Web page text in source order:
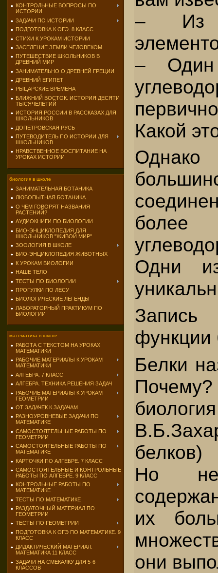
КОНТРОЛЬНЫЕ ВОПРОСЫ ПО
ИСТОРИИ
ЗАДАЧИ ПО ИСТОРИИ
ПОДГОТОВКА К ОГЭ. 8 КЛАСС
СТИХИ К УРОКАМ ИСТОРИИ
ЗАСЕЛЕНИЕ ЗЕМЛИ ЧЕЛОВЕКОМ
ПУТЕШЕСТВИЕ ШКОЛЬНИКОВ В
ДРЕВНИЙ МИР
ЗАНИМАТЕЛЬНО О ДРЕВНЕЙ ГРЕЦИИ
ДРЕВНИЙ ЕГИПЕТ
РЫЦАРСКИЕ ВРЕМЕНА
БЛИЖНИЙ ВОСТОК. ИСТОРИЯ ДЕСЯТИ
ТЫСЯЧЕЛЕТИЙ
ИСТОРИЯ РОССИИ В РАССКАЗАХ ДЛЯ
ШКОЛЬНИКОВ
ДОПЕТРОВСКАЯ РУСЬ
ПУТЕВОДИТЕЛЬ ПО ИСТОРИИ ДЛЯ
ШКОЛЬНИКОВ
НРАВСТВЕННОЕ ВОСПИТАНИЕ НА
УРОКАХ ИСТОРИИ
биология в школе
ЗАНИМАТЕЛЬНАЯ БОТАНИКА
ЛЮБОПЫТНАЯ БОТАНИКА
О ЧЕМ ГОВОРЯТ НАЗВАНИЯ
РАСТЕНИЙ?
АУДИОКНИГИ ПО БИОЛОГИИ
БИО-ЭНЦИКЛОПЕДИЯ ДЛЯ
ШКОЛЬНИКОВ "ЖИВОЙ МИР"
ЗООЛОГИЯ В ШКОЛЕ
БИО-ЭНЦИКЛОПЕДИЯ ЖИВОТНЫХ
К УРОКАМ БИОЛОГИИ
НАШЕ ТЕЛО
ТЕСТЫ ПО БИОЛОГИИ
ПРОГУЛКИ ПО ЛЕСУ
БИОЛОГИЧЕСКИЕ ЛЕГЕНДЫ
ЛАБОРАТОРНЫЙ ПРАКТИКУМ ПО
БИОЛОГИИ
математика в школе
РАБОТА С ТЕКСТОМ НА УРОКАХ
МАТЕМАТИКИ
РАБОЧИЕ МАТЕРИАЛЫ К УРОКАМ
МАТЕМАТИКИ
АЛГЕБРА. 7 КЛАСС
АЛГЕБРА. ТЕХНИКА РЕШЕНИЯ ЗАДАЧ
РАБОЧИЕ МАТЕРИАЛЫ К УРОКАМ
ГЕОМЕТРИИ
ОТ ЗАДАЧЕК К ЗАДАЧАМ
РАЗНОУРОВНЕВЫЕ ЗАДАЧИ ПО
МАТЕМАТИКЕ
САМОСТОЯТЕЛЬНЫЕ РАБОТЫ ПО
ГЕОМЕТРИИ
САМОСТОЯТЕЛЬНЫЕ РАБОТЫ ПО
МАТЕМАТИКЕ
КАРТОЧКИ ПО АЛГЕБРЕ. 7 КЛАСС
САМОСТОЯТЕЛЬНЫЕ И КОНТРОЛЬНЫЕ
РАБОТЫ ПО АЛГЕБРЕ. 9 КЛАСС
КОНТРОЛЬНЫЕ РАБОТЫ ПО
МАТЕМАТИКЕ
ТЕСТЫ ПО МАТЕМАТИКЕ
РАЗДАТОЧНЫЙ МАТЕРИАЛ ПО
ГЕОМЕТРИИ
ТЕСТЫ ПО ГЕОМЕТРИИ
ПОДГОТОВКА К ОГЭ ПО МАТЕМАТИКЕ. 9
КЛАСС
ДИДАКТИЧЕСКИЙ МАТЕРИАЛ.
МАТЕМАТИКА 11 КЛАСС
ЗАДАЧИ НА СМЕКАЛКУ ДЛЯ 5-6
КЛАССОВ
– Из
– Один
Какой
Одни
функции
Белки
белков)
Но не
их
они